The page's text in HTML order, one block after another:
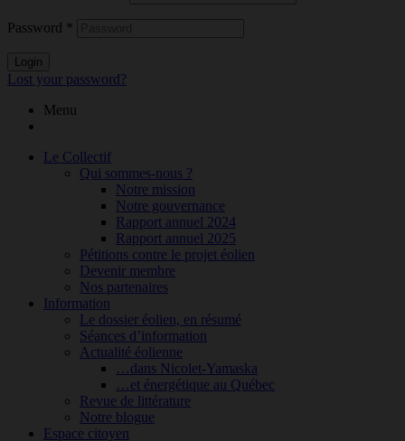
Password *
Login
Lost your password?
Menu
Le Collectif
Qui sommes-nous ?
Notre mission
Notre gouvernance
Rapport annuel 2024
Rapport annuel 2025
Pétitions contre le projet éolien
Devenir membre
Nos partenaires
Information
Le dossier éolien, en résumé
Séances d’information
Actualité éolienne
…dans Nicolet-Yamaska
…et énergétique au Québec
Revue de littérature
Notre blogue
Espace citoyen